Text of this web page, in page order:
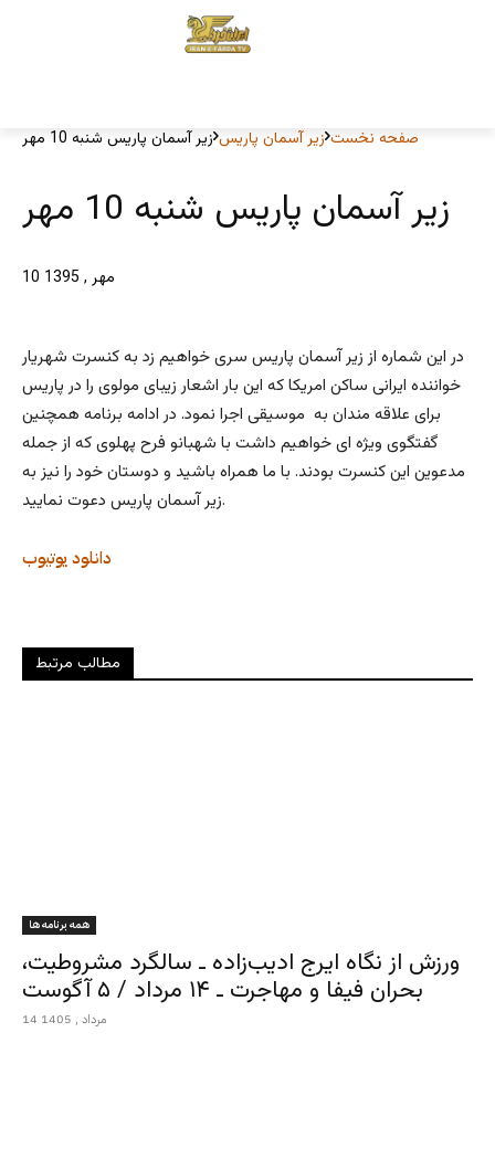
صفحه نخست زیر آسمان پاریس زیر آسمان پاریس شنبه 10 مهر
زیر آسمان پاریس شنبه 10 مهر
10 مهر , 1395
در این شماره از زیر آسمان پاریس سری خواهیم زد به کنسرت شهریار
خواننده ایرانی ساکن امریکا که این بار اشعار زیبای مولوی را در پاریس
برای علاقه مندان به موسیقی اجرا نمود. در ادامه برنامه همچنین
گفتگوی ویژه ای خواهیم داشت با شهبانو فرح پهلوی که از جمله
مدعوین این کنسرت بودند. با ما همراه باشید و دوستان خود را نیز به
زیر آسمان پاریس دعوت نمایید.
یوتیوب دانلود
مطالب مرتبط
همه برنامه ها
ورزش از نگاه ایرج ادیب‌زاده ـ سالگرد مشروطیت،
بحران فیفا و مهاجرت ـ ۱۴ مرداد / ۵ آگوست
14 مرداد , 1405